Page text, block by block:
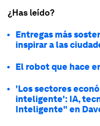
¿Has leído?
Entregas más
inspirar a las
El robot que hace
'Los sectores
inteligente': IA,
Inteligente" en